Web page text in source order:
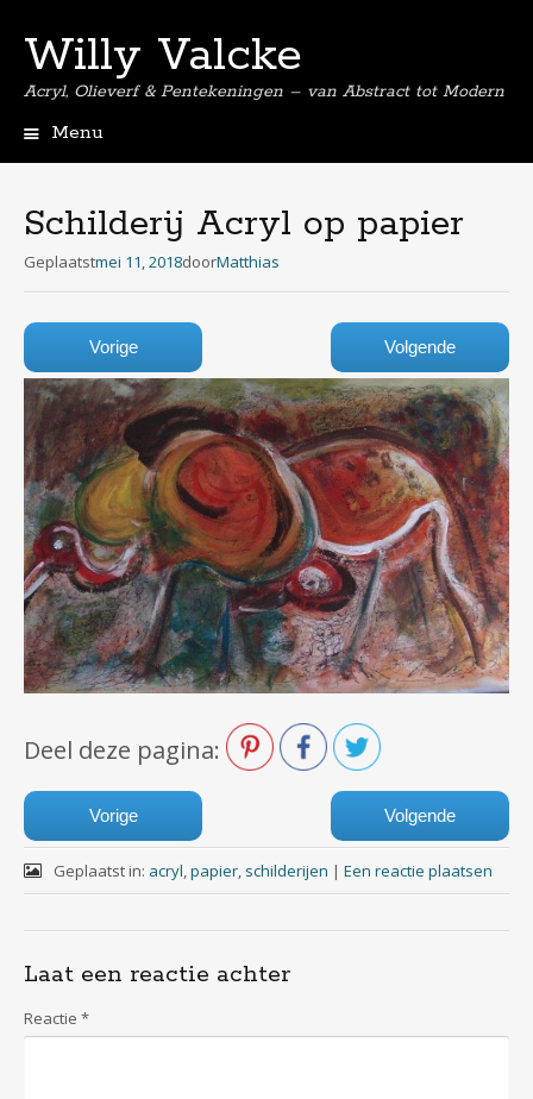
Willy Valcke
Acryl, Olieverf & Pentekeningen – van Abstract tot Modern
Menu
inhoud
Schilderij Acryl op papier
Geplaatstmei 11, 2018doorMatthias
Vorige Volgende
Deel deze pagina:
Vorige Volgende
Geplaatst in: acryl,papier, schilderijen | Een reactie plaatsen
Laat een reactie achter
Reactie *